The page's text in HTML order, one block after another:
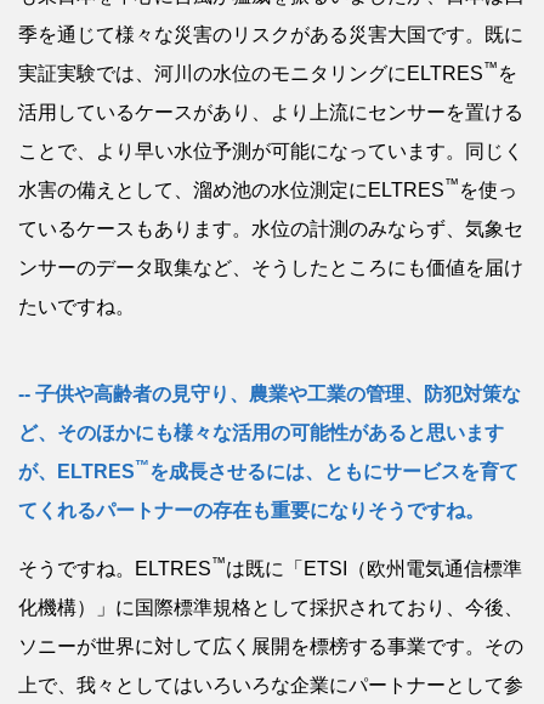
季を通じて様々な災害のリスクがある災害大国です。既に
実証実験では、河川の水位のモニタリングにELTRES™ を
活用しているケースがあり、より上流にセンサーを置ける
ことで、より早い水位予測が可能になっています。同じく
水害の備えとして、溜め池の水位測定にELTRES™ を使っ
ているケースもあります。水位の計測のみならず、気象セ
ンサーのデータ取集など、そうしたところにも価値を届け
たいですね。
子供や高齢者の見守り、農業や工業の管理、防犯対策な
ど、そのほかにも様々な活用の可能性があると思います
が、ELTRES™を成長させるには、ともにサービスを育て
てくれるパートナーの存在も重要になりそうですね。
そうですね。ELTRES™は既に「ETSI（欧州電気通信標準
化機構）」に国際標準規格として採択されており、今後、
ソニーが世界に対して広く展開を標榜する事業です。その
上で、我々としてはいろいろな企業にパートナーとして参